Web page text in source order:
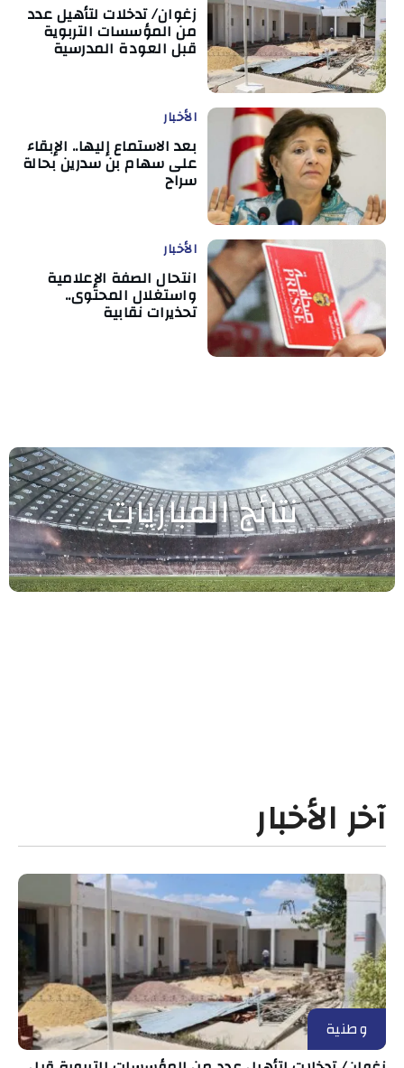
زغوان/ تدخلات لتأهيل عدد
من المؤسسات التربوية
قبل العودة المدرسية
الأخبار
بعد الاستماع إليها.. الإبقاء
على سهام بن سدرين بحالة
سراح
الأخبار
انتحال الصفة الإعلامية
واستغلال المحتوى..
تحذيرات نقابية
نتائج المباريات
آخر الأخبار
وطنية